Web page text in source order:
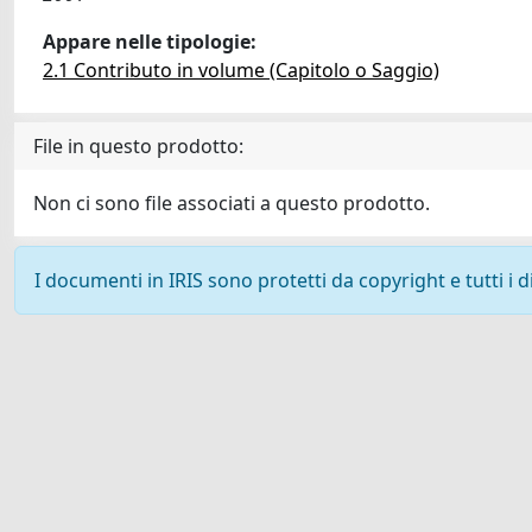
Appare nelle tipologie:
2.1 Contributo in volume (Capitolo o Saggio)
File in questo prodotto:
Non ci sono file associati a questo prodotto.
I documenti in IRIS sono protetti da copyright e tutti i